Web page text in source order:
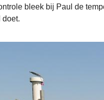
bleek bij Paul de
doet.